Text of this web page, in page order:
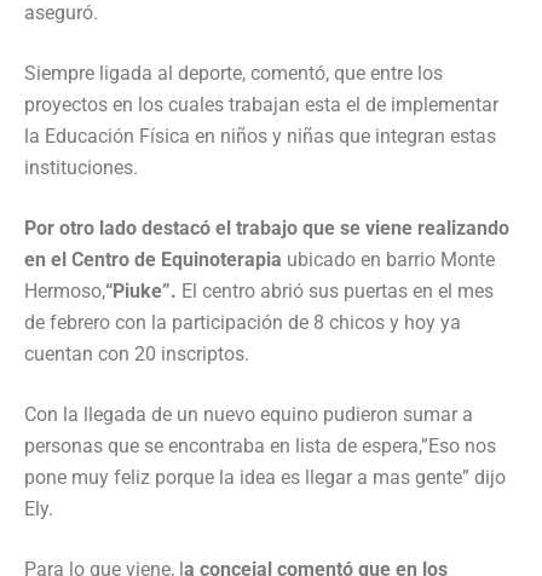
aseguró.
Siempre ligada al deporte, comentó, que entre los
proyectos en los cuales trabajan esta el de implementar
la Educación Física en niños y niñas que integran estas
instituciones.
Por otro lado destacó el trabajo que se viene realizando
en el Centro de Equinoterapia ubicado en barrio Monte
Hermoso,“Piuke”. El centro abrió sus puertas en el mes
de febrero con la participación de 8 chicos y hoy ya
cuentan con 20 inscriptos.
Con la llegada de un nuevo equino pudieron sumar a
personas que se encontraba en lista de espera,”Eso nos
pone muy feliz porque la idea es llegar a mas gente” dijo
Ely.
Para lo que viene, l a concejal comentó que en los